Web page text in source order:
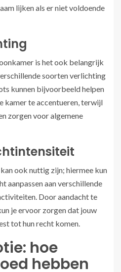
lijken als er niet voldoende
is het ook belangrijk
soorten verlichting
kunnen bijvoorbeeld helpen
kamer te accentueren, terwijl
zorgen voor algemene
ook nuttig zijn; hiermee kun
aanpassen aan verschillende
Door aandacht te
je ervoor zorgen dat jouw
tot hun recht komen.
hoe
hebben